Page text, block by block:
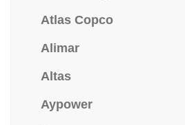
Atlas Copco
Alimar
Altas
Aypower